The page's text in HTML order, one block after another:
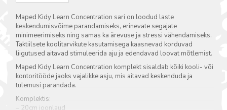
Maped Kidy Learn Concentration sari on loodud laste
keskendumisvõime parandamiseks, erinevate segajate
minimeerimiseks ning samas ka ärevuse ja stressi vähendamiseks.
Taktiilsete koolitarvikute kasutamisega kaasnevad korduvad
liigutused aitavad stimuleerida aju ja edendavad loovat mõtlemist.
Maped Kidy Learn Concentration komplekt sisaldab kõiki kooli- või
kontoritööde jaoks vajalikke asju, mis aitavad keskenduda ja
tulemusi parandada.
Komplektis:
– 20cm joonlaud